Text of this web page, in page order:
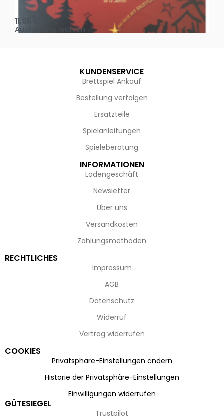
Oh, heilige Nacht!
11,95
Ausführung wählen
KUNDENSERVICE
Brettspiel Ankauf
Bestellung verfolgen
Ersatzteile
Spielanleitungen
Spieleberatung
INFORMATIONEN
Ladengeschäft
Newsletter
Über uns
Versandkosten
Zahlungsmethoden
RECHTLICHES
Impressum
AGB
Datenschutz
Widerruf
Vertrag widerrufen
COOKIES
Privatsphäre-Einstellungen ändern
Historie der Privatsphäre-Einstellungen
Einwilligungen widerrufen
GÜTESIEGEL
Trustpilot